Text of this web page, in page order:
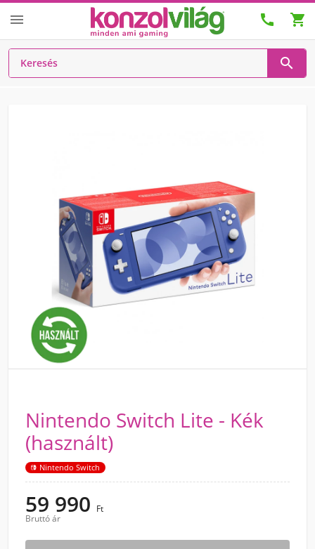
  

Nintendo Switch Lite - Kék
(használt)
Nintendo Switch
59 990 Ft
Bruttó ár